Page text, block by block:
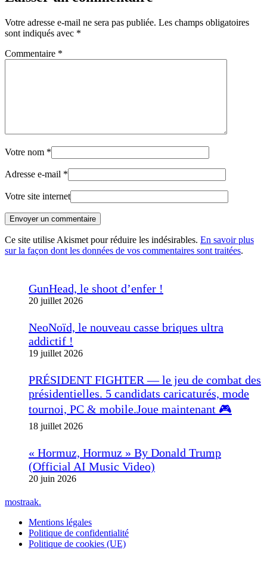
Votre adresse e-mail ne sera pas publiée. Les champs obligatoires
sont indiqués avec *
Commentaire *
Votre nom *
Adresse e-mail *
Votre site internet
Envoyer un commentaire
Ce site utilise Akismet pour réduire les indésirables. En savoir plus
sur la façon dont les données de vos commentaires sont traitées.
GunHead, le shoot d’enfer !
20 juillet 2026
NeoNoïd, le nouveau casse briques ultra
addictif !
19 juillet 2026
PRÉSIDENT FIGHTER — le jeu de combat des
présidentielles. 5 candidats caricaturés, mode
tournoi, PC & mobile.Joue maintenant 🎮
18 juillet 2026
« Hormuz, Hormuz » By Donald Trump
(Official AI Music Video)
20 juin 2026
mostraak.
Mentions légales
Politique de confidentialité
Politique de cookies (UE)